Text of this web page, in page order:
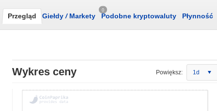
Przegląd Giełdy /Markety
0
Podobne kryptowaluty Płynność
Wykres ceny Powiększ: 1d